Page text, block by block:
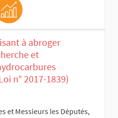
à abroger
et
n° 2017-1839)
et Messieurs les Députés,